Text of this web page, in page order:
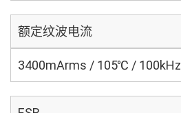
额定纹波电流
3400mArms / 105℃ / 100kHz